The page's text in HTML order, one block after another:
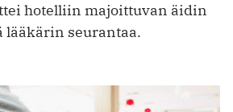
hotelliin majoittuvan äidin
lääkärin seurantaa.